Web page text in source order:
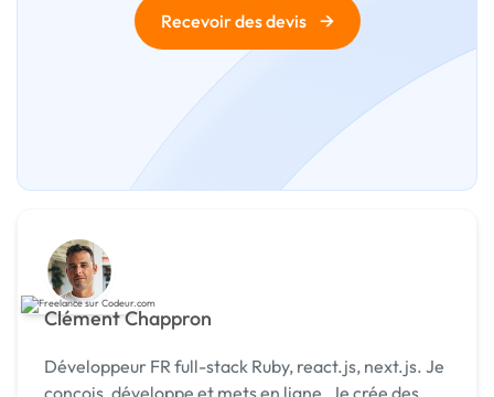
Recevoir des devis
→
Clément Chappron
Développeur FR full-stack Ruby, react.js, next.js. Je